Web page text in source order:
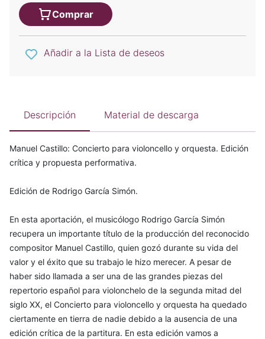
Comprar
Añadir a la Lista de deseos
Descripción Material de descarga
Manuel Castillo: Concierto para violoncello y orquesta. Edición
crítica y propuesta performativa.
Edición de Rodrigo García Simón.
En esta aportación, el musicólogo Rodrigo García Simón
recupera un importante título de la producción del reconocido
compositor Manuel Castillo, quien gozó durante su vida del
valor y el éxito que su trabajo le hizo merecer. A pesar de
haber sido llamada a ser una de las grandes piezas del
repertorio español para violonchelo de la segunda mitad del
siglo XX, el Concierto para violoncello y orquesta ha quedado
ciertamente en tierra de nadie debido a la ausencia de una
edición crítica de la partitura. En esta edición vamos a